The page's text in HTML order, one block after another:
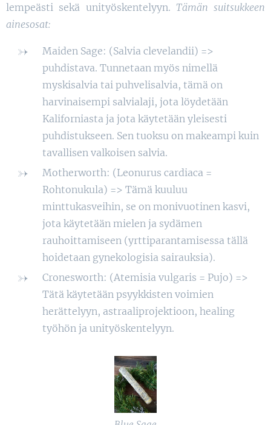
lempeästi sekä unityöskentelyyn. Tämän suitsukkeen
ainesosat:
Maiden Sage: (Salvia clevelandii) =>
puhdistava. Tunnetaan myös nimellä
myskisalvia tai puhvelisalvia, tämä on
harvinaisempi salvialaji, jota löydetään
Kaliforniasta ja jota käytetään yleisesti
puhdistukseen. Sen tuoksu on makeampi kuin
tavallisen valkoisen salvia.
Motherworth: (Leonurus cardiaca =
Rohtonukula) => Tämä kuuluu
minttukasveihin, se on monivuotinen kasvi,
jota käytetään mielen ja sydämen
rauhoittamiseen (yrttiparantamisessa tällä
hoidetaan gynekologisia sairauksia).
Cronesworth: (Atemisia vulgaris = Pujo) =>
Tätä käytetään psyykkisten voimien
herättelyyn, astraaliprojektioon, healing
työhön ja unityöskentelyyn.